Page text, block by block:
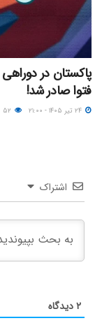
پاکستان در
فتوا صادر شد!
اشتراک
۲دیدگاه